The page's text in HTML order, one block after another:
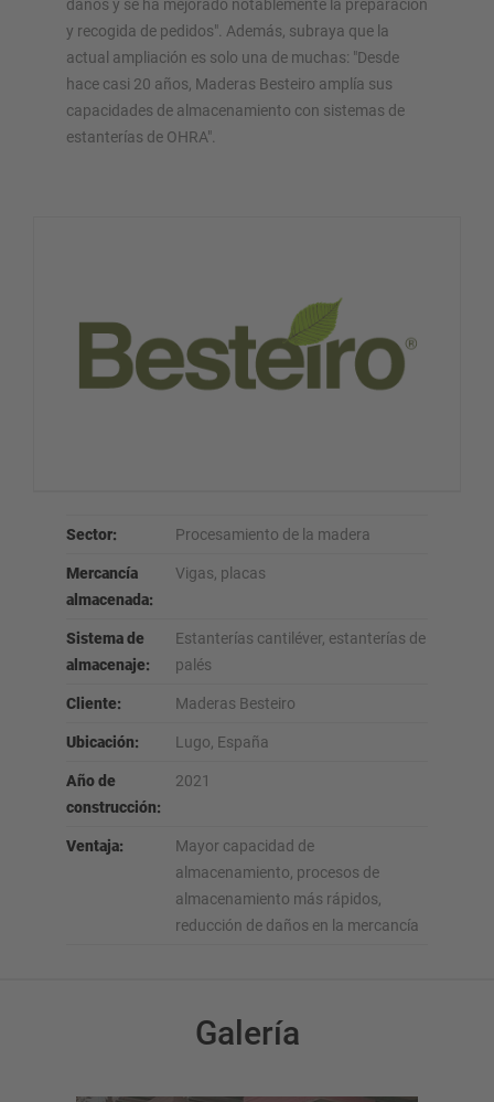
daños y se ha mejorado notablemente la preparación
y recogida de pedidos". Además, subraya que la
actual ampliación es solo una de muchas: "Desde
hace casi 20 años, Maderas Besteiro amplía sus
capacidades de almacenamiento con sistemas de
estanterías de OHRA".
Sector: Procesamiento de la madera
Mercancía
almacenada:
Vigas, placas
Sistema de
almacenaje:
Estanterías cantiléver, estanterías de
palés
Cliente: Maderas Besteiro
Ubicación: Lugo, España
Año de
construcción:
2021
Ventaja:
Mayor capacidad de
almacenamiento, procesos de
almacenamiento más rápidos,
reducción de daños en la mercancía
Galería